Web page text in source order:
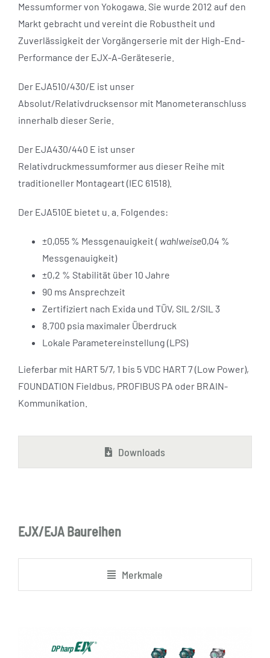
Messumformer von Yokogawa. Sie wurde 2012 auf den
Markt gebracht und vereint die Robustheit und
Zuverlässigkeit der Vorgängerserie mit der High-End-
Performance der EJX-A-Geräteserie.
Der EJA510/430/E ist unser
Absolut/Relativdrucksensor mit Manometeranschluss
innerhalb dieser Serie.
Der EJA430/440 E ist unser
Relativdruckmessumformer aus dieser Reihe mit
traditioneller Montageart (IEC 61518).
Der EJA510E bietet u. a. Folgendes:
±0,055 % Messgenauigkeit ( wahlweise0,04 %
Messgenauigkeit)
±0,2 % Stabilität über 10 Jahre
90 ms Ansprechzeit
Zertifiziert nach Exida und TÜV, SIL 2/SIL 3
8.700 psia maximaler Überdruck
Lokale Parametereinstellung (LPS)
Lieferbar mit HART 5/7, 1 bis 5 VDC HART 7 (Low Power),
FOUNDATION Fieldbus, PROFIBUS PA oder BRAIN-
Kommunikation.
Downloads
EJX/EJA Baureihen
Merkmale